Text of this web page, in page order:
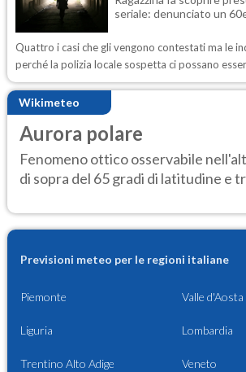
seriale: denunciato un
Quattro i casi che gli vengono contestati ma le
perché la polizia locale sospetta ci possano
Wikimeteo
Aurora polare
Fenomeno ottico osservabile
di sopra del 65 gradi di latitudine e
Previsioni meteo per le regioni italiane
Piemonte Valle d'Aosta
Liguria Lombardia
Trentino Alto Adige Veneto